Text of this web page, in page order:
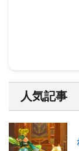
人気記事